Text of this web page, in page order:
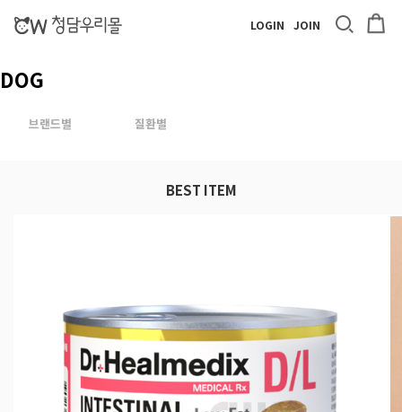
LOGIN JOIN
DOG
브랜드별 질환별
BEST ITEM